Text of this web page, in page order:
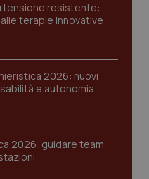
resistente:
terapie innovative
2026: nuovi
e autonomia
2026: guidare team
Fornitore /Dominio